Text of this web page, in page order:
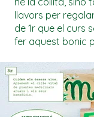
llavors per
de 1r que el curs
fer aquest bonic